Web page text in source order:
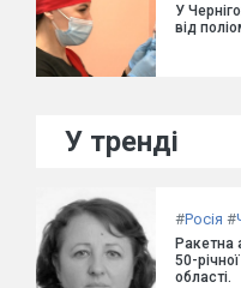
У
від
У тренді
#Росія #
Ракетна
50-
області.